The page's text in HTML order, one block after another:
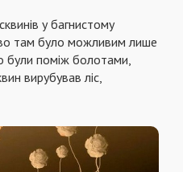
у багнистому
там було можливим лише
були поміж болотами,
вирубував ліс,